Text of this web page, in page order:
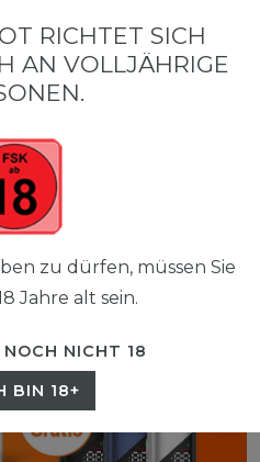
0
0,00 EUR
RICHTET SICH
AN VOLLJÄHRIGE P
zu dürfen, müssen Sie
Jahre alt sein.
NICHT 18
BIN 18+